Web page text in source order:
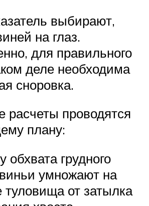
выбирают,
на глаз.
для правильного
деле необходима
сноровка.
проводятся
плану:
обхвата грудного
умножают на
туловища от затылка